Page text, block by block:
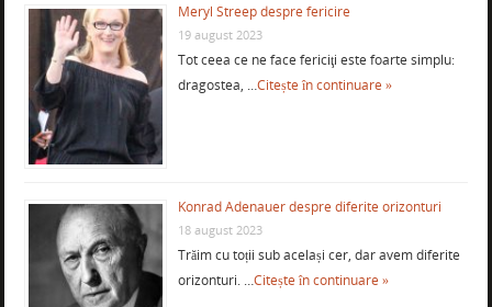
Meryl Streep despre fericire
19 august 2023
Tot ceea ce ne face fericiţi este foarte simplu:
dragostea, …Citește în continuare »
Konrad Adenauer despre diferite orizonturi
18 august 2023
Trăim cu toții sub același cer, dar avem diferite
orizonturi. …Citește în continuare »